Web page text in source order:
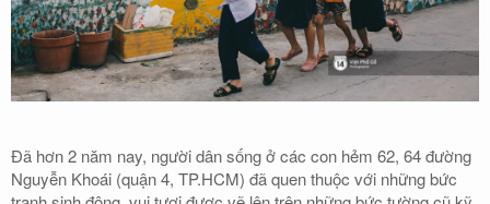
Đã hơn 2 năm nay, người dân sống ở các con hẻm 62, 64 đường
Nguyễn Khoái (quận 4, TP.HCM) đã quen thuộc với những bức